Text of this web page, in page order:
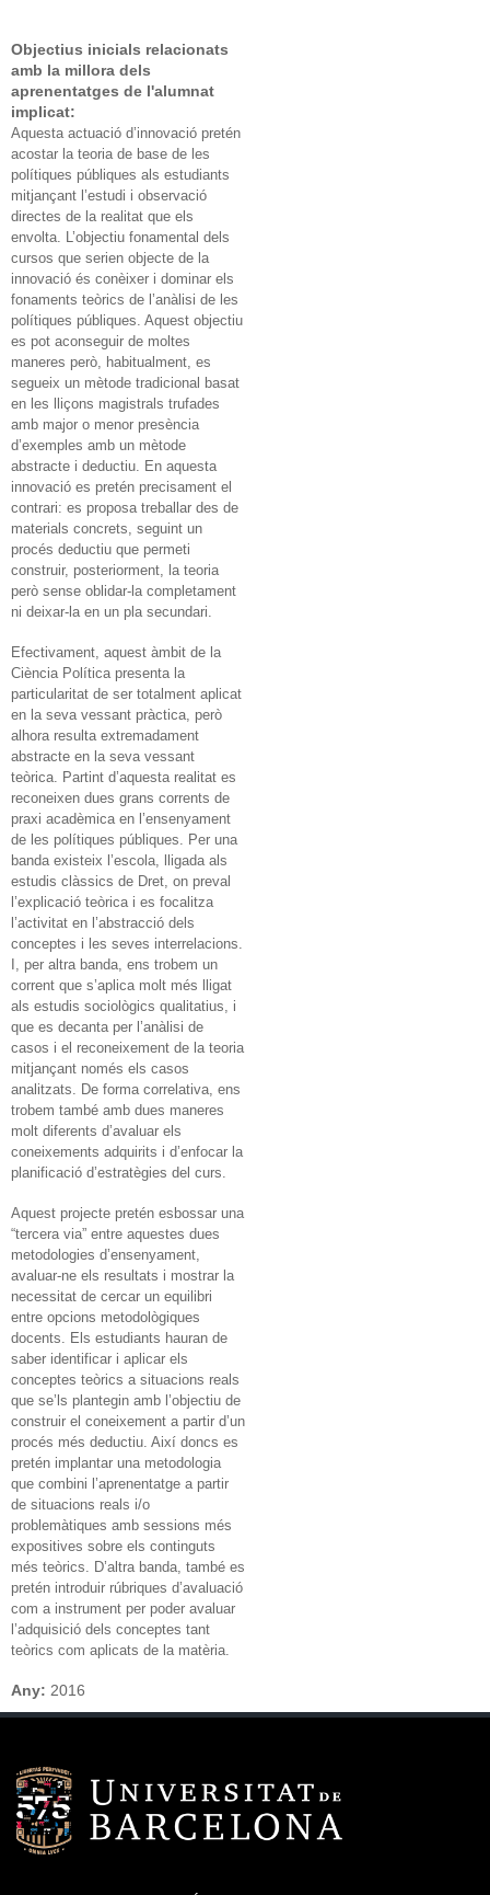
Objectius inicials relacionats
amb la millora dels
aprenentatges de l'alumnat
implicat:
Aquesta actuació d’innovació pretén
acostar la teoria de base de les
polítiques públiques als estudiants
mitjançant l’estudi i observació
directes de la realitat que els
envolta. L’objectiu fonamental dels
cursos que serien objecte de la
innovació és conèixer i dominar els
fonaments teòrics de l’anàlisi de les
polítiques públiques. Aquest objectiu
es pot aconseguir de moltes
maneres però, habitualment, es
segueix un mètode tradicional basat
en les lliçons magistrals trufades
amb major o menor presència
d’exemples amb un mètode
abstracte i deductiu. En aquesta
innovació es pretén precisament el
contrari: es proposa treballar des de
materials concrets, seguint un
procés deductiu que permeti
construir, posteriorment, la teoria
però sense oblidar-la completament
ni deixar-la en un pla secundari.
Efectivament, aquest àmbit de la
Ciència Política presenta la
particularitat de ser totalment aplicat
en la seva vessant pràctica, però
alhora resulta extremadament
abstracte en la seva vessant
teòrica. Partint d’aquesta realitat es
reconeixen dues grans corrents de
praxi acadèmica en l’ensenyament
de les polítiques públiques. Per una
banda existeix l’escola, lligada als
estudis clàssics de Dret, on preval
l’explicació teòrica i es focalitza
l’activitat en l’abstracció dels
conceptes i les seves interrelacions.
I, per altra banda, ens trobem un
corrent que s’aplica molt més lligat
als estudis sociològics qualitatius, i
que es decanta per l’anàlisi de
casos i el reconeixement de la teoria
mitjançant només els casos
analitzats. De forma correlativa, ens
trobem també amb dues maneres
molt diferents d’avaluar els
coneixements adquirits i d’enfocar la
planificació d’estratègies del curs.
Aquest projecte pretén esbossar una
“tercera via” entre aquestes dues
metodologies d’ensenyament,
avaluar-ne els resultats i mostrar la
necessitat de cercar un equilibri
entre opcions metodològiques
docents. Els estudiants hauran de
saber identificar i aplicar els
conceptes teòrics a situacions reals
que se’ls plantegin amb l’objectiu de
construir el coneixement a partir d’un
procés més deductiu. Així doncs es
pretén implantar una metodologia
que combini l’aprenentatge a partir
de situacions reals i/o
problemàtiques amb sessions més
expositives sobre els continguts
més teòrics. D’altra banda, també es
pretén introduir rúbriques d’avaluació
com a instrument per poder avaluar
l’adquisició dels conceptes tant
teòrics com aplicats de la matèria.
Any: 2016